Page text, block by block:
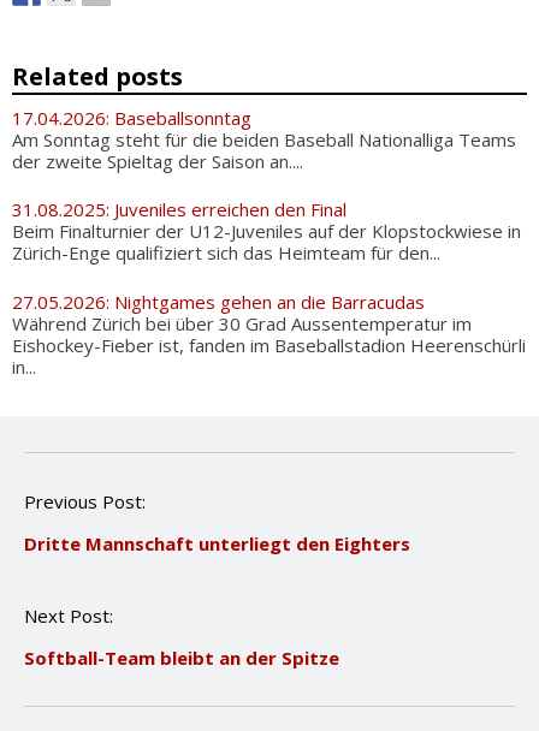
Related posts
17.04.2026: Baseballsonntag
Am Sonntag steht für die beiden Baseball Nationalliga Teams
der zweite Spieltag der Saison an....
31.08.2025: Juveniles erreichen den Final
Beim Finalturnier der U12-Juveniles auf der Klopstockwiese in
Zürich-Enge qualifiziert sich das Heimteam für den...
27.05.2026: Nightgames gehen an die Barracudas
Während Zürich bei über 30 Grad Aussentemperatur im
Eishockey-Fieber ist, fanden im Baseballstadion Heerenschürli
in...
P
s
a
i
Previous Post:
Dritte Mannschaft unterliegt den Eighters
Next Post:
Softball-Team bleibt an der Spitze